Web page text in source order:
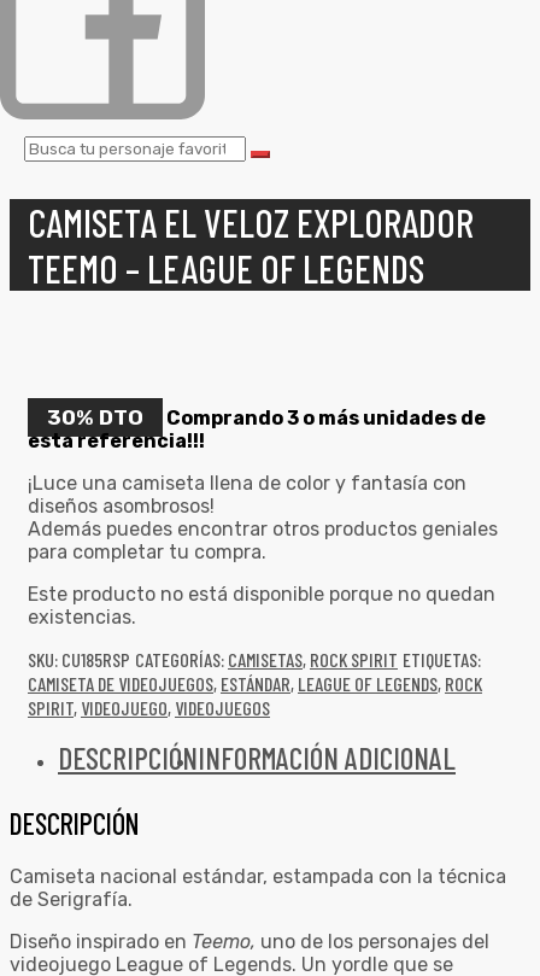
CAMISETA EL VELOZ EXPLORADOR
TEEMO – LEAGUE OF LEGENDS
30% DTO
Comprando 3 o más unidades de
esta referencia!!!
¡Luce una camiseta llena de color y fantasía con
diseños asombrosos!
Además puedes encontrar otros productos geniales
para completar tu compra.
Este producto no está disponible porque no quedan
existencias.
SKU: CU185RSP CATEGORÍAS: CAMISETAS, ROCK SPIRIT ETIQUETAS:
CAMISETA DE VIDEOJUEGOS, ESTÁNDAR, LEAGUE OF LEGENDS, ROCK
SPIRIT, VIDEOJUEGO, VIDEOJUEGOS
DESCRIPCIÓNINFORMACIÓN ADICIONAL
DESCRIPCIÓN
Camiseta nacional estándar, estampada con la técnica
de Serigrafía.
Diseño inspirado en Teemo, uno de los personajes del
videojuego League of Legends. Un yordle que se